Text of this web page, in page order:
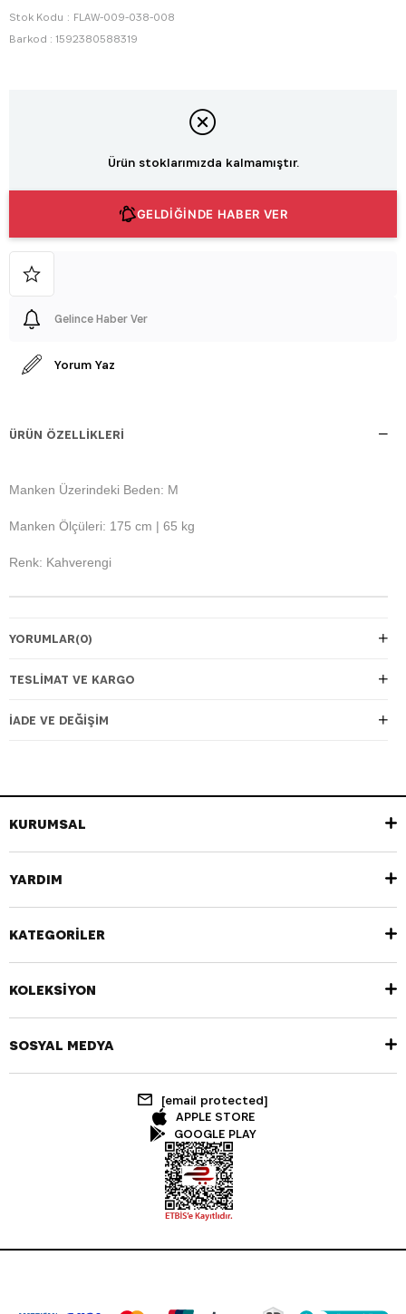
Stok Kodu
FLAW-009-038-008
Barkod : 1592380588319
Ürün stoklarımızda kalmamıştır.
GELDİĞİNDE HABER VER
Gelince Haber Ver
Yorum Yaz
ÜRÜN ÖZELLIKLERI
Manken Üzerindeki Beden: M
Manken Ölçüleri: 175 cm | 65 kg
Renk: Kahverengi
YORUMLAR(0)
TESLIMAT VE KARGO
İADE VE DEĞIŞIM
KURUMSAL
YARDIM
KATEGORİLER
KOLEKSİYON
SOSYAL MEDYA
[email protected]
APPLE STORE
GOOGLE PLAY